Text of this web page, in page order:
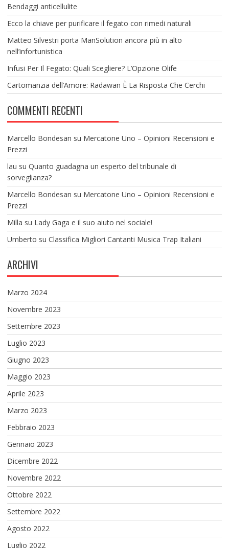
Bendaggi anticellulite
Ecco la chiave per purificare il fegato con rimedi naturali
Matteo Silvestri porta ManSolution ancora più in alto
nell’infortunistica
Infusi Per Il Fegato: Quali Scegliere? L’Opzione Olife
Cartomanzia dell’Amore: Radawan È La Risposta Che Cerchi
COMMENTI RECENTI
Marcello Bondesan su Mercatone Uno – Opinioni Recensioni e
Prezzi
lau su Quanto guadagna un esperto del tribunale di
sorveglianza?
Marcello Bondesan su Mercatone Uno – Opinioni Recensioni e
Prezzi
Milla su Lady Gaga e il suo aiuto nel sociale!
Umberto su Classifica Migliori Cantanti Musica Trap Italiani
ARCHIVI
Marzo 2024
Novembre 2023
Settembre 2023
Luglio 2023
Giugno 2023
Maggio 2023
Aprile 2023
Marzo 2023
Febbraio 2023
Gennaio 2023
Dicembre 2022
Novembre 2022
Ottobre 2022
Settembre 2022
Agosto 2022
Luglio 2022